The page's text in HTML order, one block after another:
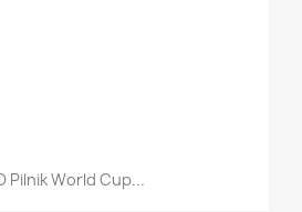
Pilnik World Cup...